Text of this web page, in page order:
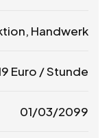
Handwerk
Euro / Stunde
01/03/2099